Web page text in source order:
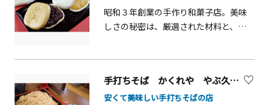
いときはぜひ！★テイクアウト可★Wi-
Fi &amp; コンセントあり
昭和３年創業の手作り和菓子店。美味
しさの秘密は、厳選された材料と、座
ざまりん人形焼き、ざまりんどら焼き
は、お土産としても人気です。
手打ちそば かくれや やぶ久【座間市】
安くて美味しい手打ちそばの店